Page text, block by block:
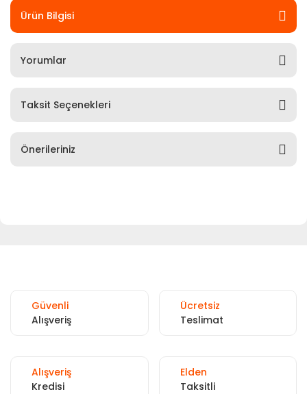
Ürün Bilgisi
Yorumlar
Taksit Seçenekleri
Önerileriniz
Güvenli
Alışveriş
Ücretsiz
Teslimat
Alışveriş
Kredisi
Elden
Taksitli